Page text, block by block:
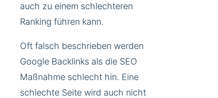
auch zu einem schlechteren
Ranking führen kann.
Oft falsch beschrieben werden
Google Backlinks als die SEO
Maßnahme schlecht hin. Eine
schlechte Seite wird auch nicht